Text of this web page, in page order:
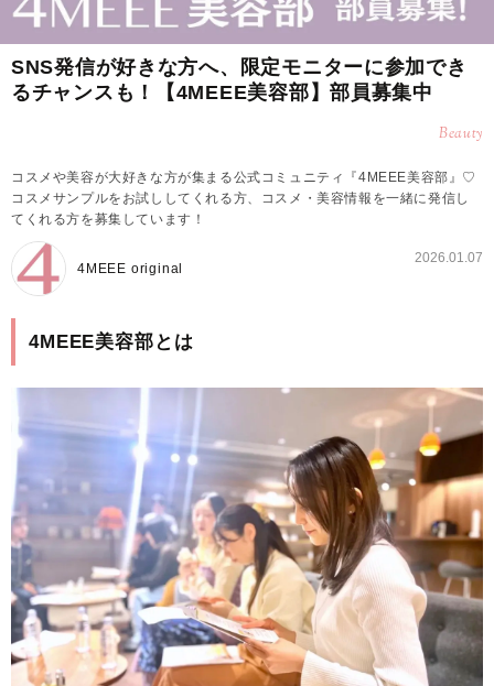
SNS発信が好きな方へ、限定モニターに参加でき
るチャンスも！【4MEEE美容部】部員募集中
Beauty
コスメや美容が大好きな方が集まる公式コミュニティ『4MEEE美容部』♡
コスメサンプルをお試ししてくれる方、コスメ・美容情報を一緒に発信し
てくれる方を募集しています！
4MEEE original
2026.01.07
4MEEE美容部とは